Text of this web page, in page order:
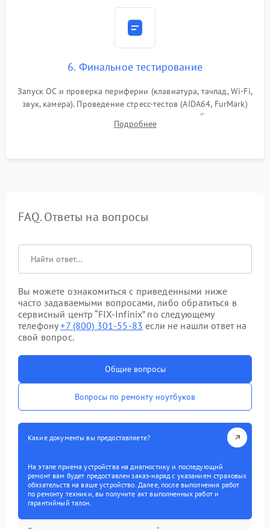
6. Финальное тестирование
Запуск ОС и проверка периферии (клавиатура, тачпад, Wi-Fi,
звук, камера). Проведение стресс-тестов (AIDA64, FurMark)
для контроля температурного режима и стабильности
системы под пиковой нагрузкой.
Подробнее
FAQ. Ответы на вопросы
Вы можете ознакомиться с приведенными ниже
часто задаваемыми вопросами, либо обратиться в
сервисный центр “FIX-Infinix” по следующему
телефону+7 (800) 301-55-83 если не нашли ответ на
свой вопрос.
Общие вопросы
Вопросы по ремонту ноутбуков
Какие документы вы предоставляете?
На этапе приема устройства на диагностику и последующий
ремонт вам будет предоставлен заказ-наряд с указанием страховых
обязательств на ваше устройство. Далее, после выполнения работ
по ремонту техники, вы получите акт выполненных работ и
гарантийный талон.